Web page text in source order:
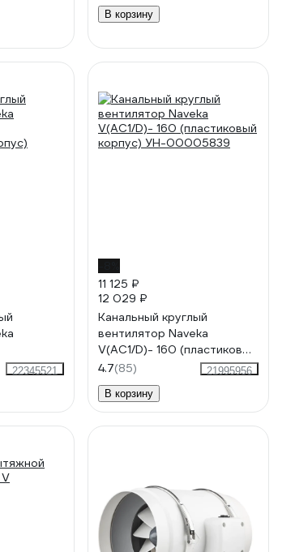
В корзину
22345521
11 125 ₽
12 029 ₽
Канальный круглый
вентилятор Naveka
V(AC1/D)- 160 (пластиковый
корпус) УН-00005839
4.7(85)
21995956
В корзину